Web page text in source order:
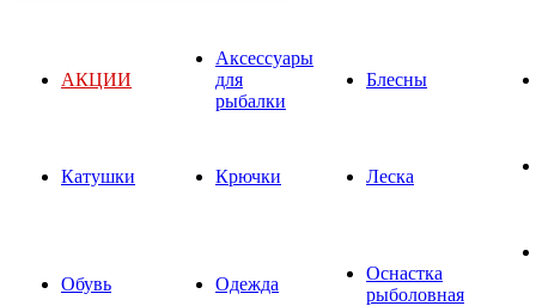
АКЦИИ
Аксессуары
для
рыбалки
Блесны
Катушки Крючки Леска
Обувь Одежда
Оснастка
рыболовная